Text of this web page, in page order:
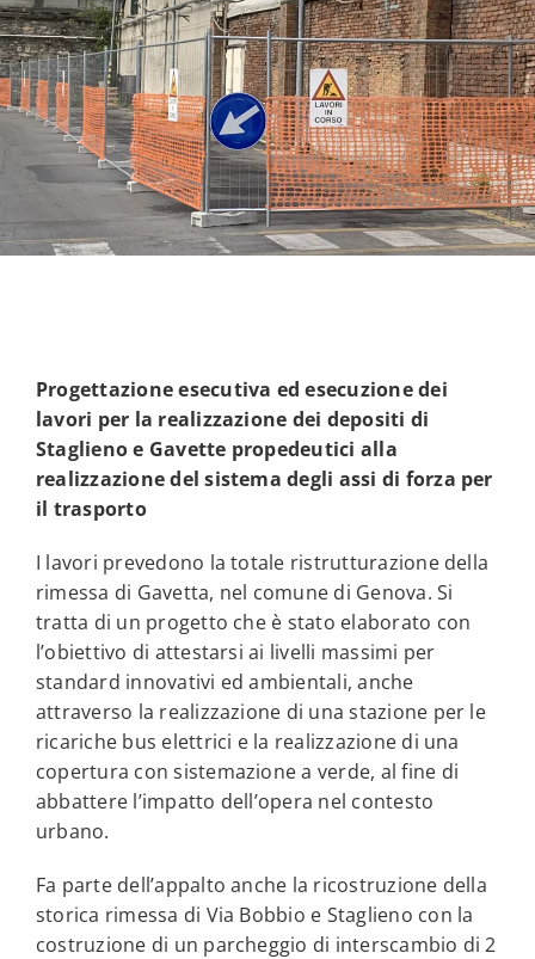
Progettazione esecutiva ed esecuzione dei
lavori per la realizzazione dei depositi di
Staglieno e Gavette propedeutici alla
realizzazione del sistema degli assi di forza per
il trasporto
I lavori prevedono la totale ristrutturazione della
rimessa di Gavetta, nel comune di Genova. Si
tratta di un progetto che è stato elaborato con
l’obiettivo di attestarsi ai livelli massimi per
standard innovativi ed ambientali, anche
attraverso la realizzazione di una stazione per le
ricariche bus elettrici e la realizzazione di una
copertura con sistemazione a verde, al fine di
abbattere l’impatto dell’opera nel contesto
urbano.
Fa parte dell’appalto anche la ricostruzione della
storica rimessa di Via Bobbio e Staglieno con la
costruzione di un parcheggio di interscambio di 2